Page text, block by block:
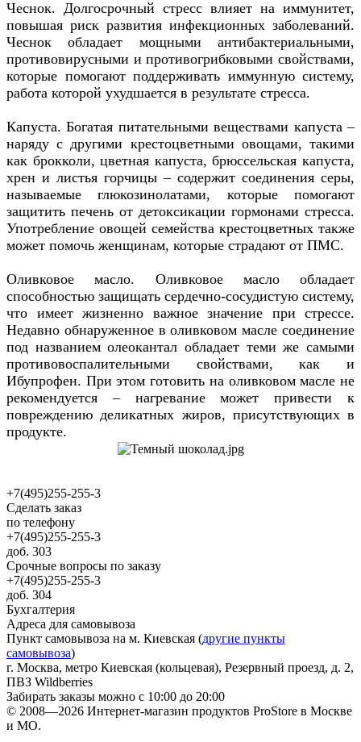
Чеснок. Долгосрочный стресс влияет на иммунитет,
повышая риск развития инфекционных заболеваний.
Чеснок обладает мощными антибактериальными,
противовирусными и противогрибковыми свойствами,
которые помогают поддерживать иммунную систему,
работа которой ухудшается в результате стресса.
Капуста. Богатая питательными веществами капуста –
наряду с другими крестоцветными овощами, такими
как брокколи, цветная капуста, брюссельская капуста,
хрен и листья горчицы – содержит соединения серы,
называемые глюкозинолатами, которые помогают
защитить печень от детоксикации гормонами стресса.
Употребление овощей семейства крестоцветных также
может помочь женщинам, которые страдают от ПМС.
Оливковое масло. Оливковое масло обладает
способностью защищать сердечно-сосудистую систему,
что имеет жизненно важное значение при стрессе.
Недавно обнаруженное в оливковом масле соединение
под названием олеокантал обладает теми же самыми
противовоспалительными свойствами, как и
Ибупрофен. При этом готовить на оливковом масле не
рекомендуется – нагревание может привести к
повреждению деликатных жиров, присутствующих в
продукте.
+7(495)255-255-3
Сделать заказ
по телефону
+7(495)255-255-3
доб. 303
Срочные вопросы по заказу
+7(495)255-255-3
доб. 304
Бухгалтерия
Адреса для самовывоза
Пункт самовывоза на м. Киевская (другие пункты
самовывоза)
г. Москва, метро Киевская (кольцевая), Резервный проезд, д. 2,
ПВЗ Wildberries
Забирать заказы можно с 10:00 до 20:00
© 2008—2026 Интернет-магазин продуктов ProStore в Москве
и МО.